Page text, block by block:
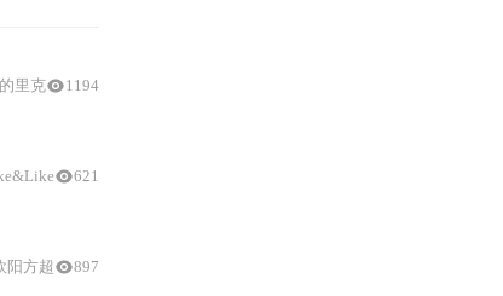
里克 1194
621
阳方超 897